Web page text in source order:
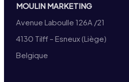
MOULIN MARKETING
Avenue Laboulle 126A /21
4130 Tilff – Esneux (Liège)
Belgique